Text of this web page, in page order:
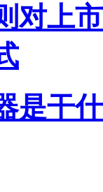
对上
是干